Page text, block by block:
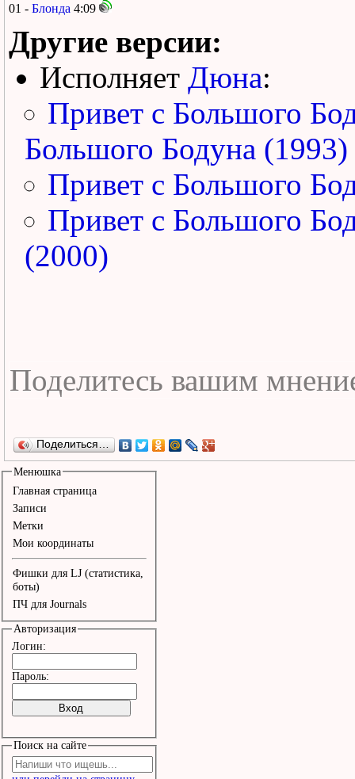
01 - Блонда 4:09
Другие версии:
Исполняет Дюна:
Привет с Большого
Большого Бодуна (1993)
Привет с Большого
Привет с Большого
(2000)
Поделиться…
Менюшка
Главная страница
Записи
Метки
Мои координаты
Фишки для LJ (статистика,
боты)
ПЧ для Journals
Авторизация
Логин:
Пароль:
Поиск на сайте